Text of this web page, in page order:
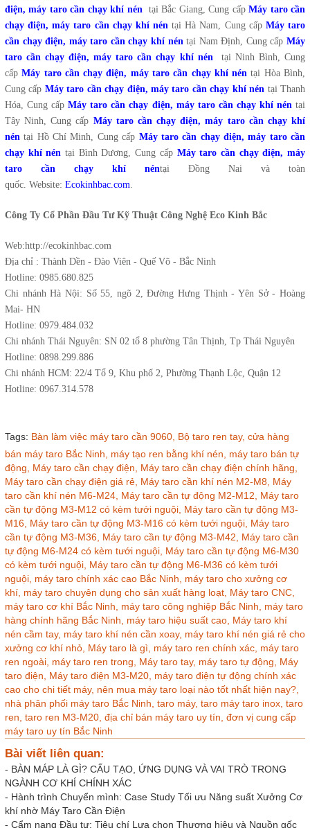
điện, máy taro cần chạy khí nén
tại Bắc Giang, Cung cấpMáy taro cần
chạy điện, máy taro cần chạy khí nén tại Hà Nam, Cung cấp Máy taro
cần chạy điện, máy taro cần chạy khí nén tại Nam Định, Cung cấpMáy
taro cần chạy điện, máy taro cần chạy khí nén
tại Ninh Bình, Cung
cấpMáy taro cần chạy điện, máy taro cần chạy khí nén tại Hòa Bình,
Cung cấp Máy taro cần chạy điện, máy taro cần chạy khí nén tại Thanh
Hóa, Cung cấpMáy taro cần chạy điện, máy taro cần chạy khí nén tại
Tây Ninh, Cung cấp Máy taro cần chạy điện, máy taro cần chạy khí
nén tại Hồ Chí Minh, Cung cấp Máy taro cần chạy điện, máy taro cần
chạy khí nén tại Bình Dương, Cung cấp Máy taro cần chạy điện, máy
taro cần chạy khí néntại Đồng Nai và toàn
quốc. Website: Ecokinhbac.com
Công Ty Cổ Phần Đầu Tư Kỹ Thuật Công Nghệ Eco Kinh Bắc
Web:http://ecokinhbac.com
Địa chỉ : Thành Dền - Đào Viên - Quế Võ - Bắc Ninh
Hotline: 0985.680.825
Chi nhánh Hà Nội: Số 55, ngõ 2, Đường Hưng Thịnh - Yên Sở - Hoàng
Mai- HN
Hotline: 0979.484.032
Chi nhánh Thái Nguyên: SN 02 tổ 8 phường Tân Thịnh, Tp Thái Nguyên
Hotline: 0898.299.886
Chi nhánh HCM: 22/4 Tổ 9, Khu phố 2, Phường Thạnh Lộc, Quận 12
Hotline: 0967.314.578
Tags: Bàn làm việc máy taro cần 9060, Bộ taro ren tay, cửa hàng
bán máy taro Bắc Ninh, máy tạo ren bằng khí nén, máy taro bán tự
động, Máy taro cần chạy điện, Máy taro cần chạy điện chính hãng,
Máy taro cần chạy điện giá rẻ, Máy taro cần khí nén M2-M8, Máy
taro cần khí nén M6-M24, Máy taro cần tự động M2-M12, Máy taro
cần tự động M3-M12 có kèm tưới nguội, Máy taro cần tự động M3-
M16, Máy taro cần tự động M3-M16 có kèm tưới nguội, Máy taro
cần tự động M3-M36, Máy taro cần tự động M3-M42, Máy taro cần
tự động M6-M24 có kèm tưới nguội, Máy taro cần tự động M6-M30
có kèm tưới nguội, Máy taro cần tự động M6-M36 có kèm tưới
nguội, máy taro chính xác cao Bắc Ninh, máy taro cho xưởng cơ
khí, máy taro chuyên dụng cho sản xuất hàng loạt, Máy taro CNC,
máy taro cơ khí Bắc Ninh, máy taro công nghiệp Bắc Ninh, máy taro
hàng chính hãng Bắc Ninh, máy taro hiệu suất cao, Máy taro khí
nén cầm tay, máy taro khí nén cần xoay, máy taro khí nén giá rẻ cho
xưởng cơ khí nhỏ, Máy taro là gì, máy taro ren chính xác, máy taro
ren ngoài, máy taro ren trong, Máy taro tay, máy taro tự động, Máy
taro điện, Máy taro điện M3-M20, máy taro điện tự động chính xác
cao cho chi tiết máy, nên mua máy taro loại nào tốt nhất hiện nay?,
nhà phân phối máy taro Bắc Ninh, taro máy, taro máy taro inox, taro
ren, taro ren M3-M20, địa chỉ bán máy taro uy tín, đơn vị cung cấp
máy taro uy tín Bắc Ninh
Bài viết liên quan:
- BÀN MÁP LÀ GÌ? CẤU TẠO, ỨNG DỤNG VÀ VAI TRÒ TRONG
NGÀNH CƠ KHÍ CHÍNH XÁC
- Hành trình Chuyển mình: Case Study Tối ưu Năng suất Xưởng Cơ
khí nhờ Máy Taro Cần Điện
- Cẩm nang Đầu tư: Tiêu chí Lựa chọn Thương hiệu và Nguồn gốc